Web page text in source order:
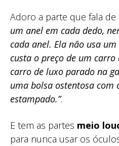
Adoro a parte que fala de
um anel em cada dedo,
cada anel. Ela não usa
custa o preço de um
carro de luxo parado na
uma bolsa ostentosa com
estampado.”.
E tem as partes meio
para nunca usar os